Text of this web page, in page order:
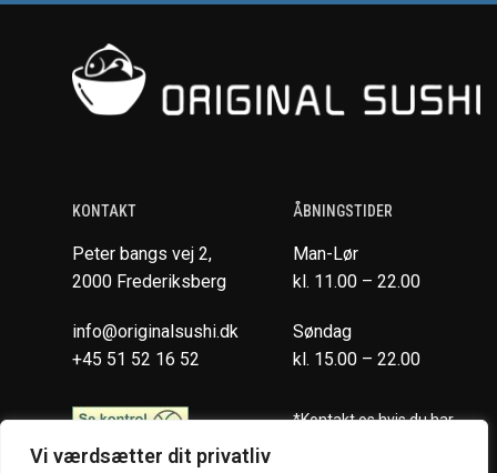
Vi værdsætter dit privatliv
KONTAKT
Peter bangs vej 2,
2000 Frederiksberg
info@originalsushi.dk
+45 51 52 16 52
ÅBNINGSTIDER
Man-Lør
kl. 11.00 – 22.00
Søndag
kl. 15.00 – 22.00
*Kontakt os hvis du har